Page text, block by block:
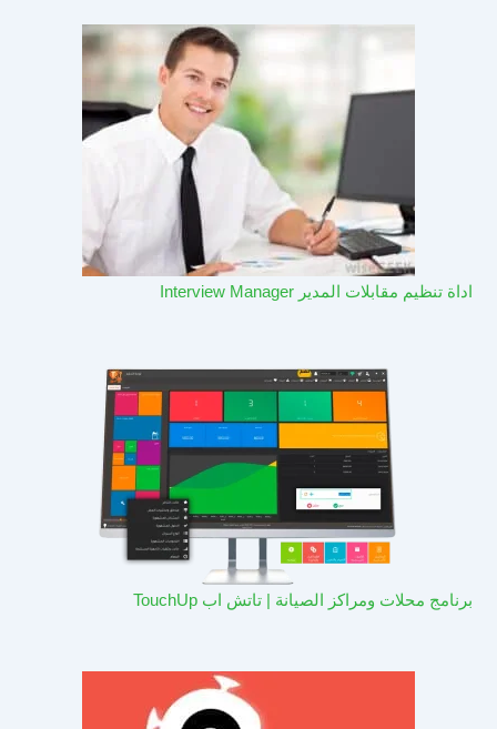
اداة تنظيم مقابلات المدير Interview Manager
برنامج محلات ومراكز الصيانة | تاتش اب TouchUp